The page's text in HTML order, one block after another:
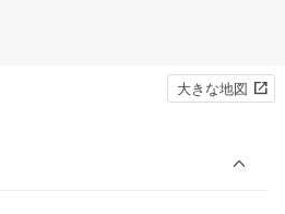
大きな地図